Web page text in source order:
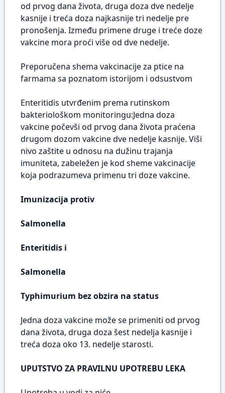
od prvog dana života, druga doza dve nedelje
kasnije i treća doza najkasnije tri nedelje pre
pronošenja. Između primene druge i treće doze
vakcine mora proći više od dve nedelje.
Preporučena shema vakcinacije za ptice na
farmama sa poznatom istorijom i odsustvom
Enteritidis utvrđenim prema rutinskom
bakteriološkom monitoringu:Jedna doza
vakcine počevši od prvog dana života praćena
drugom dozom vakcine dve nedelje kasnije. Viši
nivo zaštite u odnosu na dužinu trajanja
imuniteta, zabeležen je kod sheme vakcinacije
koja podrazumeva primenu tri doze vakcine.
Imunizacija protiv
Salmonella
Enteritidis i
Salmonella
Typhimurium bez obzira na status
Jedna doza vakcine može se primeniti od prvog
dana života, druga doza šest nedelja kasnije i
treća doza oko 13. nedelje starosti.
UPUTSTVO ZA PRAVILNU UPOTREBU LEKA